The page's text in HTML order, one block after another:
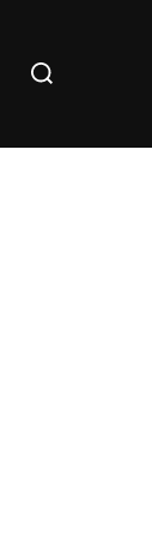
Suchen
nach: